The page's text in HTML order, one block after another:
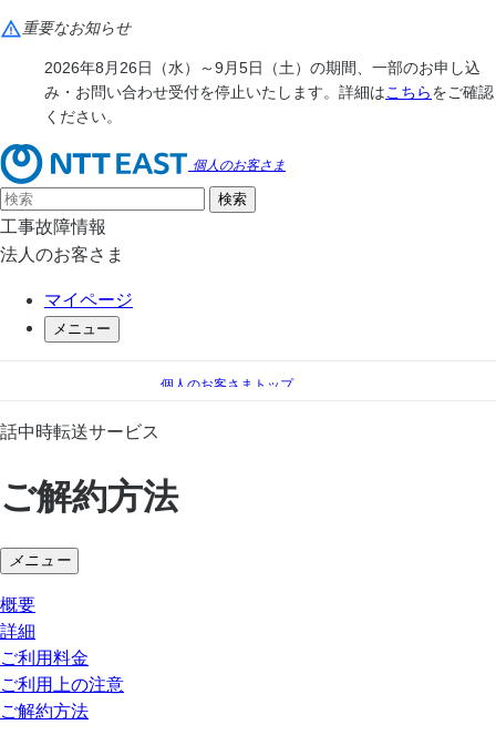
重要なお知らせ
2026年8月26日（水）～9月5日（土）の期間、一部のお申し込
み・お問い合わせ受付を停止いたします。詳細はこちらをご確認
ください。
個人のお客さま
工事故障情報
法人のお客さま
マイページ
メニュー
個人のお客さまトップ
電話
話中時転送サービス
ご解約方法
メニュー
概要
詳細
ご利用料金
ご利用上の注意
ご解約方法